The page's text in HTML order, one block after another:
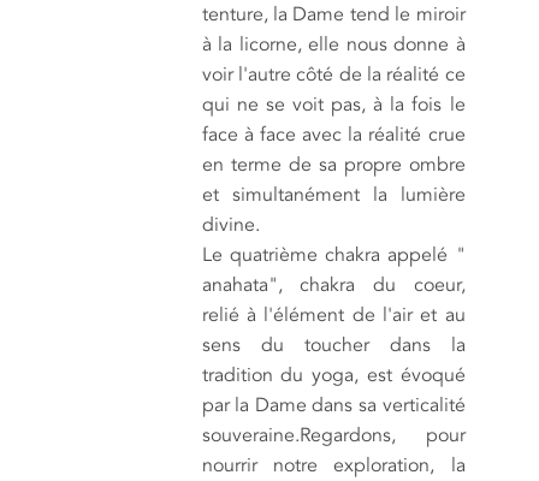
tenture, la Dame tend le miroir
à la licorne, elle nous donne à
voir l'autre côté de la réalité ce
qui ne se voit pas, à la fois le
face à face avec la réalité crue
en terme de sa propre ombre
et simultanément la lumière
divine.
Le quatrième chakra appelé "
anahata", chakra du coeur,
relié à l'élément de l'air et au
sens du toucher dans la
tradition du yoga, est évoqué
par la Dame dans sa verticalité
souveraine.Regardons, pour
nourrir notre exploration, la